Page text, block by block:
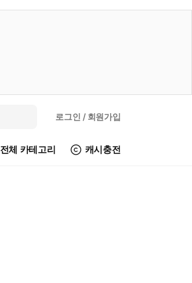
로그인 / 회원가입
전체 카테고리 캐시충전